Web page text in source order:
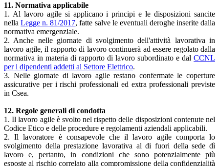
11. Normativa applicabile
1. Al lavoro agile si applicano i principi e le disposizioni sancite
nellaLegge n. 81/2017, fatte salve le eventuali deroghe inserite dalla
normativa emergenziale.
2. Anche nelle giornate di svolgimento dell'attività lavorativa in
lavoro agile, il rapporto di lavoro continuerà ad essere regolato dalla
normativa in materia di rapporto di lavoro subordinato e dal CCNL
per i dipendenti addetti al Settore Elettrico.
3. Nelle giornate di lavoro agile restano confermate le coperture
assicurative per i rischi professionali ed extra professionali previste
in Csea.
12. Regole generali di condotta
1. Il lavoro agile è svolto nel rispetto delle disposizioni contenute nel
Codice Etico e delle procedure e regolamenti aziendali applicabili.
2. Il lavoratore è consapevole che il lavoro agile comporta lo
svolgimento della prestazione lavorativa al di fuori della sede dì
lavoro e, pertanto, in condizioni che sono potenzialmente più
esposte al rischio correlato alla compromissione della confidenzialità